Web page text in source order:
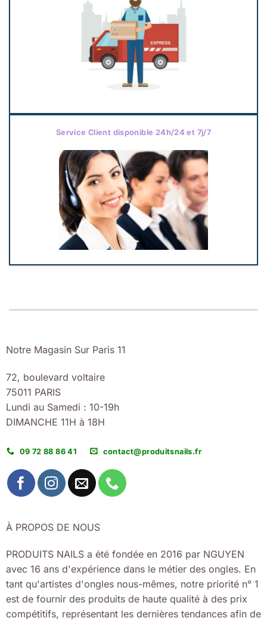
Service Client disponible 24h/24 et 7j/7
Notre Magasin Sur Paris 11
72, boulevard voltaire
75011 PARIS
Lundi au Samedi : 10-19h
DIMANCHE 11H à 18H
09 72 88 86 41 contact@produitsnails.fr
À PROPOS DE NOUS
PRODUITS NAILS a été fondée en 2016 par NGUYEN
avec 16 ans d'expérience dans le métier des ongles. En
tant qu'artistes d'ongles nous-mêmes, notre priorité n° 1
est de fournir des produits de haute qualité à des prix
compétitifs, représentant les dernières tendances afin de